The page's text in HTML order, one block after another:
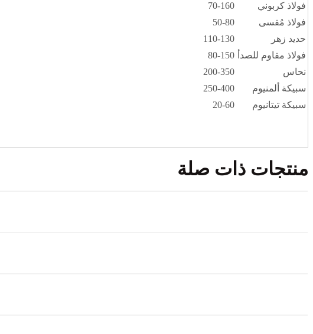
فولاذ كربوني
70-160
فولاذ مُقسى
50-80
حديد زهر
110-130
فولاذ مقاوم للصدأ 80-150
نحاس
200-350
سبيكة ألمنيوم
250-400
سبيكة تيتانيوم
20-60
منتجات ذات صلة